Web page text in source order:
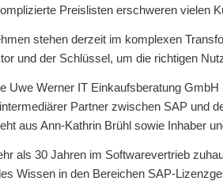
Preislisten erschweren vielen
stehen derzeit im komplexen
und der Schlüssel, um die richtigen
Uwe Werner IT Einkaufsberatung
Partner zwischen SAP und
aus Ann-Kathrin Brühl sowie Inhaber
als 30 Jahren im Softwarevertrieb
Wissen in den Bereichen SAP-